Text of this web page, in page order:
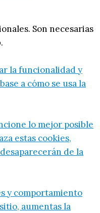
Son necesarias
la funcionalidad y
a cómo se usa la
lo mejor posible
estas cookies,
de la
y comportamiento
aumentas la